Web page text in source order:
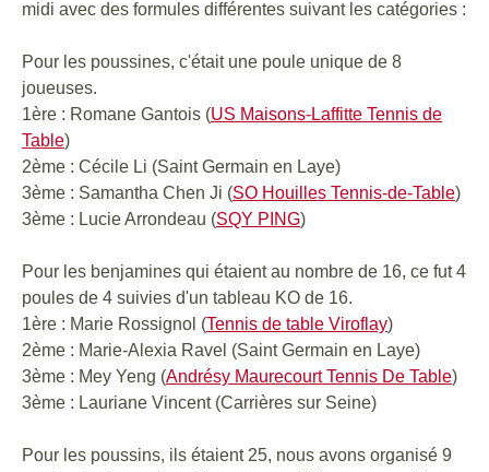
midi avec des formules différentes suivant les catégories :
Pour les poussines, c'était une poule unique de 8
joueuses.
1ère : Romane Gantois (US Maisons-Laffitte Tennis de
Table)
2ème : Cécile Li (Saint Germain en Laye)
3ème : Samantha Chen Ji (SO Houilles Tennis-de-Table)
3ème : Lucie Arrondeau (SQY PING)
Pour les benjamines qui étaient au nombre de 16, ce fut 4
poules de 4 suivies d'un tableau KO de 16.
1ère : Marie Rossignol (Tennis de table Viroflay)
2ème : Marie-Alexia Ravel (Saint Germain en Laye)
3ème : Mey Yeng (Andrésy Maurecourt Tennis De Table)
3ème : Lauriane Vincent (Carrières sur Seine)
Pour les poussins, ils étaient 25, nous avons organisé 9